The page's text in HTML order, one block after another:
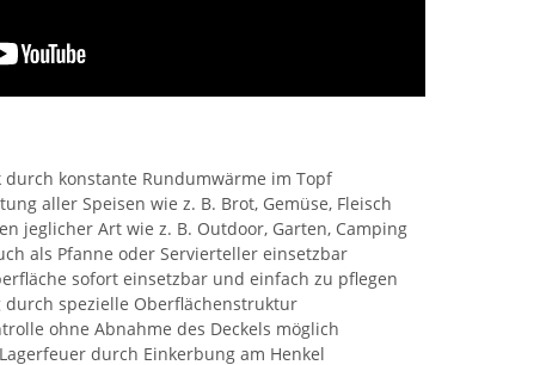
durch konstante Rundumwärme im Topf
aller Speisen wie z. B. Brot, Gemüse, Fleisch
jeglicher Art wie z. B. Outdoor, Garten, Camping
als Pfanne oder Servierteller einsetzbar
sofort einsetzbar und einfach zu pflegen
spezielle Oberflächenstruktur
ohne Abnahme des Deckels möglich
durch Einkerbung am Henkel